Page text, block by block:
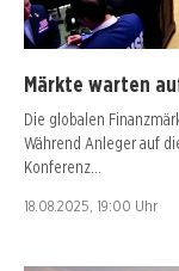
Märkte warten
Die globalen
Während Anleger auf
Konferenz…
18.08.2025, 19:00 Uhr